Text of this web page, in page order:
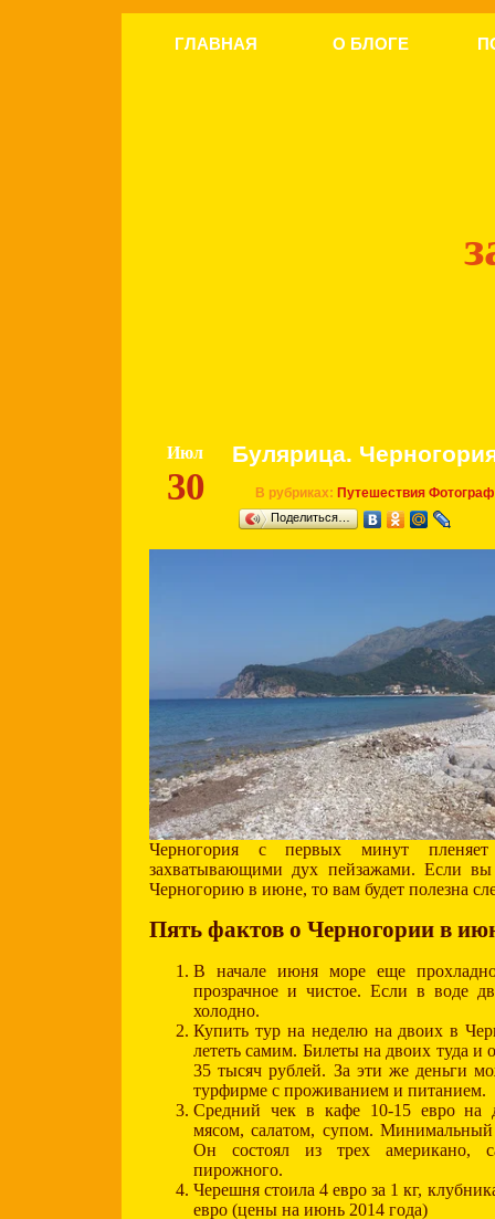
ГЛАВНАЯ О БЛОГЕ
Июл
30
Булярица.
В рубриках: Путешествия
Поделиться…
Черногория с первых минут
захватывающими дух пейзажами. Если вы
Черногорию в июне, то вам будет полезна
Пять фактов о Черногории в
В начале июня море еще
прозрачное и чистое. Если в воде
холодно.
Купить тур на неделю на двоих в
лететь самим. Билеты на двоих туда и
35 тысяч рублей. За эти же деньги
турфирме с проживанием и питанием.
Средний чек в кафе 10-15 евро на
мясом, салатом, супом.
Он состоял из трех американо,
пирожного.
Черешня стоила 4 евро за 1 кг,
евро (цены на июнь 2014 года)